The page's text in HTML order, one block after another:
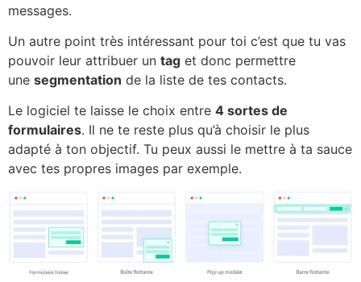
messages.
Un autre point très intéressant pour toi c’est que tu vas
pouvoir leur attribuer un tag et donc permettre
une segmentation de la liste de tes contacts.
Le logiciel te laisse le choix entre 4 sortes de
formulaires. Il ne te reste plus qu’à choisir le plus
adapté à ton objectif. Tu peux aussi le mettre à ta sauce
avec tes propres images par exemple.